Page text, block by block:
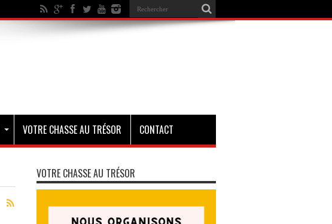
VOTRE CHASSE AU TRÉSOR CONTACT
VOTRE CHASSE AU TRÉSOR